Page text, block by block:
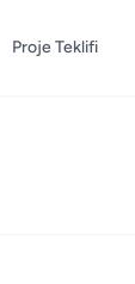
Proje Teklifi